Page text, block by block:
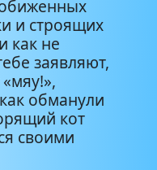
кота 1:52
1:34
2:52
и строящих
как не
заявляют,
обманули
кот
своими